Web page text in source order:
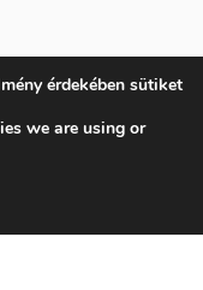
érdekében sütiket
we are using or